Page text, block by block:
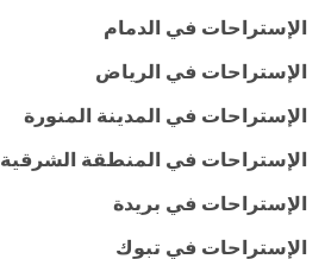
الإستراحات في الدمام
الإستراحات في الرياض
الإستراحات في المدينة المنورة
الإستراحات في المنطقة الشرقية
الإستراحات في بريدة
الإستراحات في تبوك